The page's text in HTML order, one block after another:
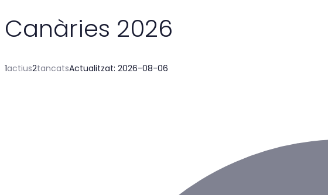
Canàries 2026
1actius2tancatsActualitzat: 2026-08-06